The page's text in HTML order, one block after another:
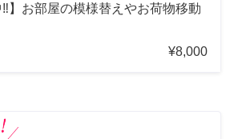
‼︎】お部屋の模様替えやお荷物移動
¥8,000